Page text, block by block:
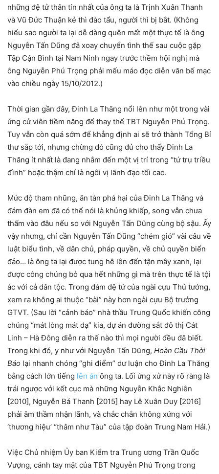
những đệ tử thân tín nhất của ông ta là Trịnh Xuân Thanh
và Vũ Đức Thuận kẻ thì đào tẩu, người thì bị bắt. (Không
hiểu sao người ta lại dễ dàng quên mất một thực tế là ông
Nguyễn Tấn Dũng đã xoay chuyển tình thế sau cuộc gặp
Tập Cận Bình tại Nam Ninh ngay trước thềm hội nghị mà
ông Nguyễn Phú Trọng phải mếu máo đọc diễn văn bế mạc
vào chiều ngày 15/10/2012.)
Thời gian gần đây, Đinh La Thăng nổi lên như một trong vài
ứng cử viên tiềm năng để thay thế TBT Nguyễn Phú Trọng.
Tuy vẫn còn quá sớm để khẳng định ai sẽ trở thành Tổng Bí
thư sắp tới, nhưng chừng đó cũng đủ cho thấy Đinh La
Thăng ít nhất là đang nhắm đến một vị trí trong “tứ trụ triều
đình” hoặc thậm chí là ngôi vị lãnh đạo tối cao.
Mức độ tham nhũng, ăn tàn phá hại của Đinh La Thăng và
đám đàn em đã có thể nói là khủng khiếp, song vẫn chưa
thấm vào đâu nếu so với Nguyễn Tấn Dũng cùng bộ sậu. Ấy
vậy nhưng, chỉ cần Nguyễn Tấn Dũng “chém gió” vài câu về
luật biểu tình, về dân chủ, pháp quyền, về chủ quyền biển
đảo… là ông ta lại được tung hê lên đến tận mây xanh, lại
được công chúng bỏ qua hết những gì mà trên thực tế là tội
ác với cả dân tộc. Trong đám đệ tử của ngài cựu Thủ tướng,
xem ra không ai thuộc “bài” này hơn ngài cựu Bộ trưởng
GTVT. (Sau lời “cảnh báo” nhà thầu Trung Quốc khiến công
chúng “mát lòng mát dạ” kia, dự án đường sắt đô thị Cát
Linh – Hà Đông diễn ra thế nào thì mọi người đều đã biết.
Trong khi đó, y như với Nguyễn Tấn Dũng, Hoàn Cầu Thời
Báo lại nhanh chóng “ghi điểm” dư luận cho Đinh La Thăng
bằng cách lớn tiếng lên án ông ta. Lối ứng xử này rõ ràng là
trái ngược với kết cục mà những Nguyễn Khắc Nghiên
[2010], Nguyễn Bá Thanh [2015] hay Lê Xuân Duy [2016]
phải âm thầm nhận lãnh, và chắc chắn không xứng với
‘thương hiệu’ “thâm như Tàu” của tập đoàn Trung Nam Hải.)
Việc Chủ nhiệm Ủy ban Kiểm tra Trung ương Trần Quốc
Vượng, cánh tay mặt của TBT Nguyễn Phú Trọng trong